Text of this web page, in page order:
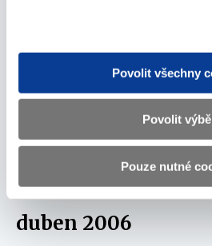
Povolit všechny
Povolit
Pouze nutné
Oznámení o aukci SPP 26T
Oznámení o aukci SPP 13T 15
duben 2006